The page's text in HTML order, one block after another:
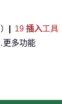
19 插入工具
多功能